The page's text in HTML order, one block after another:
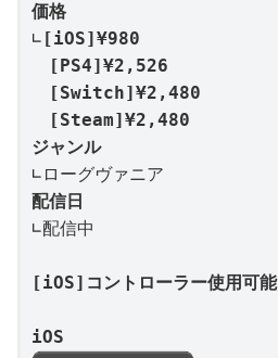
価格
∟ [iOS]¥980
[PS4]¥2,526
[Switch]¥2,480
[Steam]¥2,480
ジャンル
配信日
∟配信中
[iOS]コントローラー使用可能
iOS